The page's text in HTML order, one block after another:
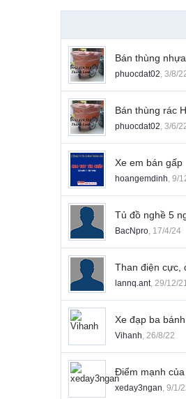
Bán thùng
phuocdat02, 3/8/
Bán thùng rác
phuocdat02, 3/6/
Xe em bán gấp
hoangemdinh, 9/
Tủ đồ nghề 5
BacNpro, 17/4/24
Than điện cực,
lannq.ant, 29/12/
Xe đạp ba
Vihanh, 26/8/22
Điểm mạnh
xeday3ngan, 9/1/